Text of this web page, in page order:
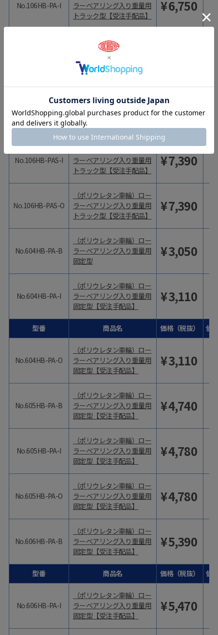
No.106HB-PA-I
No.106HB-PAS-B
No.106HB-PAS-I
No.106HB-PAS-O
No.604HB-PA-B
No.604HB-PA-I
型番
No.604HB-PA-O
No.605HB-PA-B
No.605HB-PA-I
No.605HB-PA-O
No.606HB-PA-B
型番
No.606HB-PA-I
ラーベアリング入り重量用
トラック型【受注手配品】
¥6,750
（ポリウレタン車輪）ロー
ラーベアリング入り重量用
トラック型【受注手配品】
（ポリウレタン車輪）ロー
ラーベアリング入り重量用
トラック型【受注手配品】
¥7,260
ラーベアリング入り重量用
トラック型【受注手配品】
¥7,390
（ポリウレタン車輪）ロー
ラーベアリング入り重量用
トラック型【受注手配品】
¥7,390
（ポリウレタン車輪）ロー
ラーベアリング入り重量用
固定型
¥3,050
（ポリウレタン車輪）ロー
ラーベアリング入り重量用
固定型【受注手配品】
¥3,110
商品名 価格（税抜） 価
（ポリウレタン車輪）ロー
ラーベアリング入り重量用
固定型【受注手配品】
¥3,110
（ポリウレタン車輪）ロー
ラーベアリング入り重量用
固定型【受注手配品】
¥4,740
（ポリウレタン車輪）ロー
ラーベアリング入り重量用
固定型【受注手配品】
¥4,780
（ポリウレタン車輪）ロー
ラーベアリング入り重量用
固定型【受注手配品】
¥4,780
（ポリウレタン車輪）ロー
ラーベアリング入り重量用
固定型【受注手配品】
¥5,390
商品名 価格（税抜） 価
（ポリウレタン車輪）ロー
ラーベアリング入り重量用
固定型【受注手配品】
¥5,470